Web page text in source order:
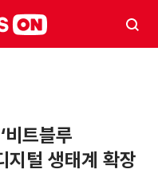
트블루
털 생태계 확장